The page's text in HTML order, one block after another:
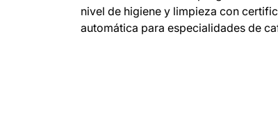
nivel de higiene y limpieza con
automática para especialidades de